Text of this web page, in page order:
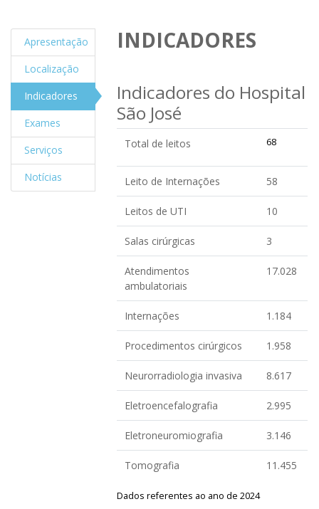
Apresentação
Localização
Indicadores
Exames
Serviços
Notícias
INDICADORES
Indicadores do Hospital
São José
Total de leitos 68
Leito de Internações 58
Leitos de UTI 10
Salas cirúrgicas 3
Atendimentos
ambulatoriais
17.028
Internações 1.184
Procedimentos cirúrgicos 1.958
Neurorradiologia invasiva 8.617
Eletroencefalografia 2.995
Eletroneuromiografia 3.146
Tomografia 11.455
Dados referentes ao ano de 2024